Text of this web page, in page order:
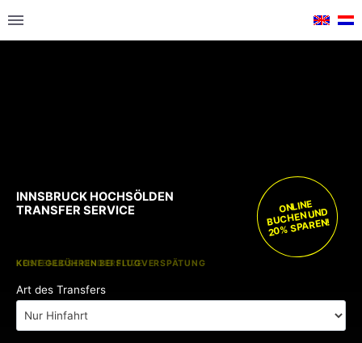
KOSTENLOSE KINDERSITZE
KEINE GEBÜHREN BEI FLUGVERSPÄTUNG
ONLINE
BUCHEN UND
20% SPAREN!
Art des Transfers
INNSBRUCK HOCHSÖLDEN
TRANSFER SERVICE